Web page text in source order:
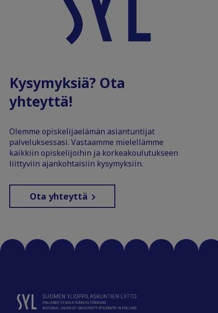
Kysymyksiä? Ota
yhteyttä!
Olemme opiskelijaelämän asiantuntijat
palveluksessasi. Vastaamme mielellämme
kaikkiin opiskelijoihin ja korkeakoulutukseen
liittyviin ajankohtaisiin kysymyksiin.
Ota yhteyttä